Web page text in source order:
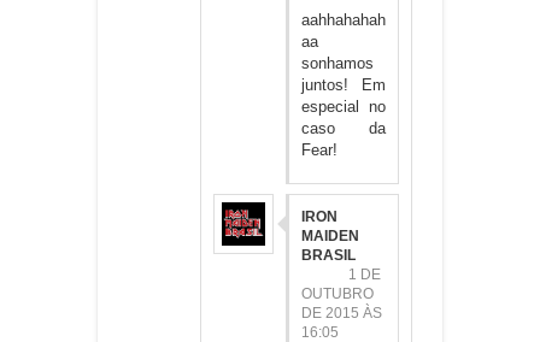
aahhahahah
aa
sonhamos
juntos! Em
especial no
caso da
Fear!
IRON
MAIDEN
BRASIL
1 DE
OUTUBRO
DE 2015 ÀS
16:05